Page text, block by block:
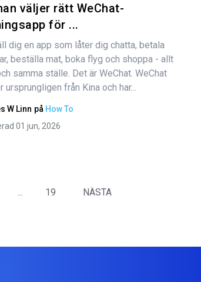
artikeln
väljer rätt WeChat-
för ...
dig en app som låter dig chatta, betala
beställa mat, boka flyg och shoppa - allt
samma ställe. Det är WeChat. WeChat
ursprungligen från Kina och har...
W Linn på How To
01 jun, 2026
... 19 NÄSTA